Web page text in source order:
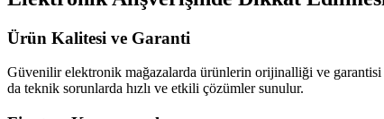
Ürün Kalitesi ve Garanti
Güvenilir elektronik mağazalarda ürünlerin orijinalliği ve garantisi
da teknik sorunlarda hızlı ve etkili çözümler sunulur.